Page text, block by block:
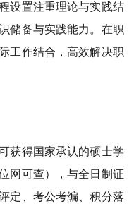
设置注重理论与实践结
储备与实践能力。在职
工作结合，高效解决职
获得国家承认的硕士学
网可查），与全日制证
定、考公考编、积分落